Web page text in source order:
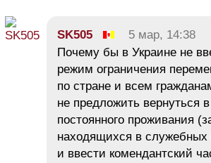
SK505 5 мар, 14:38
Почему бы в Украине не
режим ограничения
по стране и всем
не предложить вернуться
постоянного проживания
находящихся в служебных
и ввести комендантский